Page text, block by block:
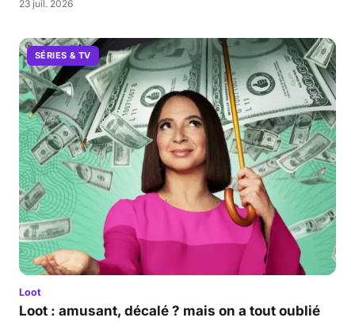
23 juil. 2026
SÉRIES & TV
Loot
Loot : amusant, décalé ? mais on a tout oublié